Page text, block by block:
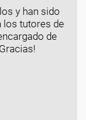
y han sido
los tutores de
de